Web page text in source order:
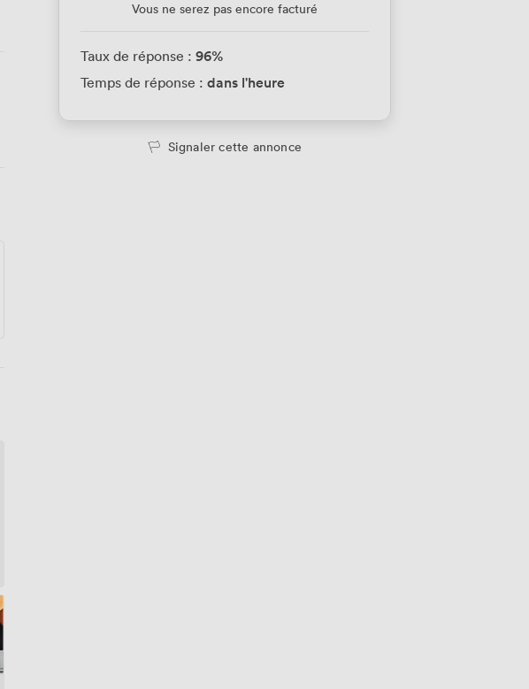
Vous ne serez pas encore facturé
Taux de réponse : 96%
Temps de réponse : dans l'heure
Signaler cette annonce